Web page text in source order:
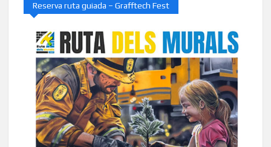
Reserva ruta guiada – Grafftech Fest